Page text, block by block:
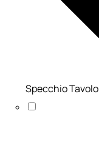
Specchio Tavolo